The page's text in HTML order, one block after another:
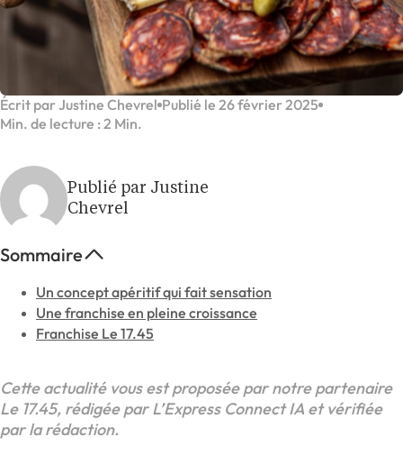
Écrit par Justine Chevrel Publié le 26 février 2025
Min. de lecture : 2 Min.
Publié par Justine
Chevrel
Sommaire
Un concept apéritif qui fait sensation
Une franchise en pleine croissance
Franchise Le 17.45
Cette actualité vous est proposée par notre partenaire
Le 17.45, rédigée par L’Express Connect IA et vérifiée
par la rédaction.